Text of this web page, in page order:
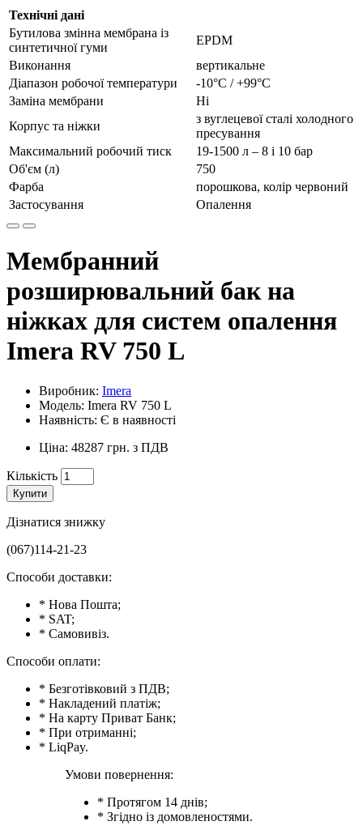
Технічні дані
Бутилова змінна мембрана із
синтетичної гуми
EPDM
Виконання
вертикальне
Діапазон робочої температури
-10°С / +99°С
Заміна мембрани
Ні
Корпус та ніжки
з вуглецевої сталі холодного
пресування
Максимальний робочий тиск
19-1500 л – 8 і 10 бар
Об'єм (л)
750
Фарба
порошкова, колір червоний
Застосування
Опалення
Мембранний
розширювальний бак на
ніжках для систем опалення
Imera RV 750 L
Виробник: Imera
Модель: Imera RV 750 L
Наявність: Є в наявності
Ціна: 48287 грн. з ПДВ
Кількість
Купити
Дізнатися знижку
(067)114-21-23
Способи доставки:
* Нова Пошта;
* SAT;
* Самовивіз.
Способи оплати:
* Безготівковий з ПДВ;
* Накладений платіж;
* На карту Приват Банк;
* При отриманні;
* LiqPay.
Умови повернення:
* Протягом 14 днів;
* Згідно із домовленостями.